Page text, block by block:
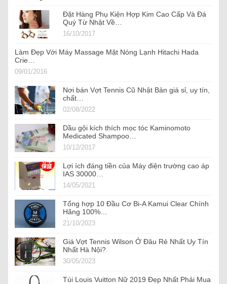
Đặt Hàng Phụ Kiện Hợp Kim Cao Cấp Và Đá
Quý Từ Nhật Về…
16/10/2017
Làm Đẹp Với Máy Massage Mặt Nóng Lạnh Hitachi Hada
Crie…
09/01/2016
Nơi bán Vợt Tennis Cũ Nhật Bản giá sỉ, uy tín,
chất…
02/08/2022
Dầu gội kích thích mọc tóc Kaminomoto
Medicated Shampoo…
10/12/2017
Lợi ích đáng tiền của Máy điện trường cao áp
IAS 30000…
14/05/2021
Tổng hợp 10 Đầu Cơ Bi-A Kamui Clear Chính
Hãng 100%…
21/10/2023
Giá Vợt Tennis Wilson Ở Đâu Rẻ Nhất Uy Tín
Nhất Hà Nội?
30/05/2023
Túi Louis Vuitton Nữ 2019 Đẹp Nhất Phải Mua